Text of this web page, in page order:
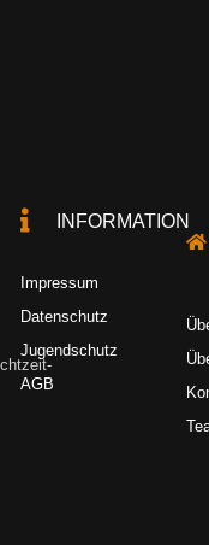
INFORMATION
Impressum
Datenschutz
Jugendschutz
AGB